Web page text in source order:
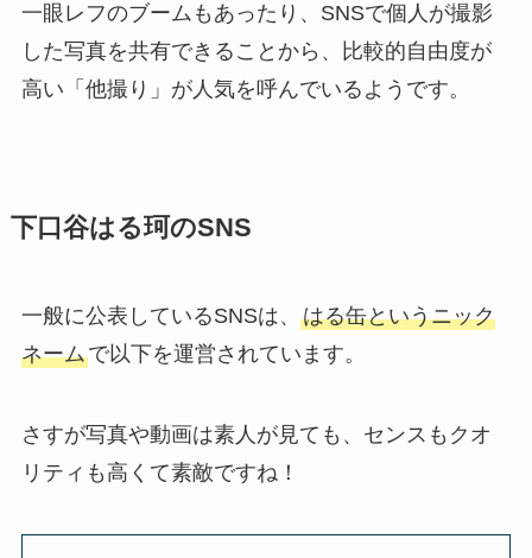
一眼レフのブームもあったり、SNSで個人が撮影
した写真を共有できることから、比較的自由度が
高い「他撮り」が人気を呼んでいるようです。
下口谷はる珂のSNS
一般に公表しているSNSは、 はる缶というニック
ネームで以下を運営されています。
さすが写真や動画は素人が見ても、センスもクオ
リティも高くて素敵ですね！